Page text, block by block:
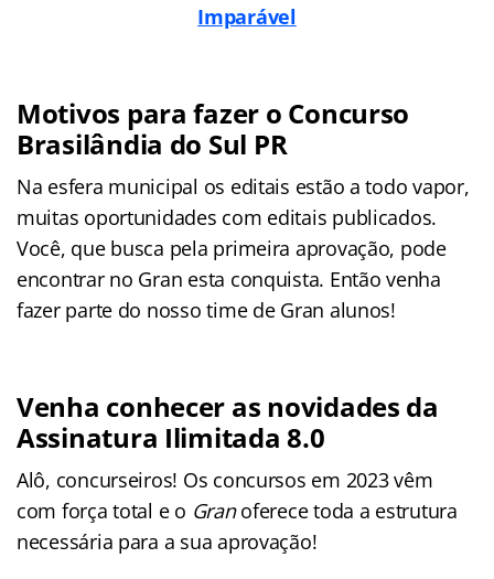
Imparável
Motivos para fazer o Concurso
Brasilândia do Sul PR
Na esfera municipal os editais estão a todo vapor,
muitas oportunidades com editais publicados.
Você, que busca pela primeira aprovação, pode
encontrar no Gran esta conquista. Então venha
fazer parte do nosso time de Gran alunos!
Venha conhecer as novidades da
Assinatura Ilimitada 8.0
Alô, concurseiros! Os concursos em 2023 vêm
com força total e o Granoferece toda a estrutura
necessária para a sua aprovação!